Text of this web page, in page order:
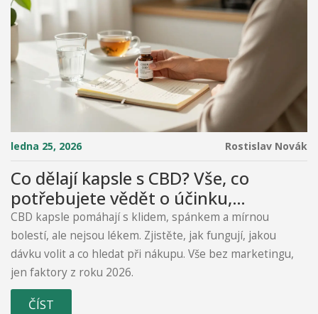
ledna 25, 2026 Rostislav Novák
Co dělají kapsle s CBD? Vše, co
potřebujete vědět o účinku,
dávkování a bezpečnosti
CBD kapsle pomáhají s klidem, spánkem a mírnou
bolestí, ale nejsou lékem. Zjistěte, jak fungují, jakou
dávku volit a co hledat při nákupu. Vše bez marketingu,
jen faktory z roku 2026.
ČÍST